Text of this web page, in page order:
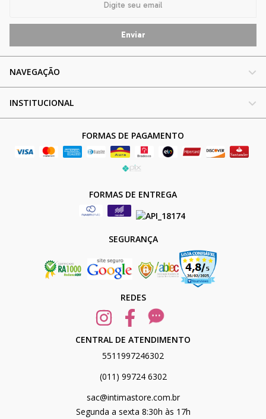
NAVEGAÇÃO
INSTITUCIONAL
FORMAS DE PAGAMENTO
FORMAS DE ENTREGA
SEGURANÇA
REDES
CENTRAL DE ATENDIMENTO
5511997246302
(011) 99724 6302
sac@intimastore.com.br
Segunda a sexta 8:30h às 17h